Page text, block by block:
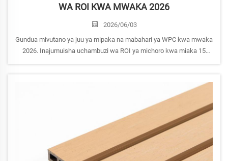
WA ROI KWA MWAKA 2026
2026/06/03
Gundua mivutano ya juu ya mipaka na mabahari ya WPC kwa mwaka
2026. Inajumuisha uchambuzi wa ROI ya michoro kwa miaka 15